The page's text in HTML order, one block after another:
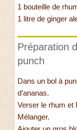
1 bouteille de
1 litre de ginger
Préparation
punch
Dans un bol à
d’ananas.
Verser le rhum et
Mélanger.